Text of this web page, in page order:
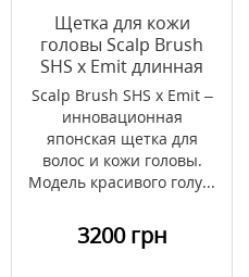
Щетка для кожи
головы Scalp Brush
SHS x Emit длинная
(голубая)
Scalp Brush SHS x Emit –
инновационная
японская щетка для
волос и кожи головы.
Модель красивого голу...
3200 грн